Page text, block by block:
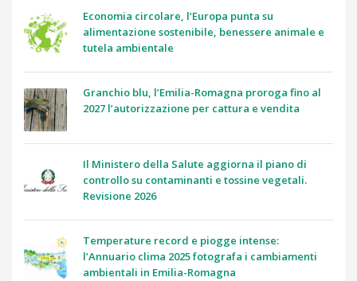
Economia circolare, l’Europa punta su
alimentazione sostenibile, benessere animale e
tutela ambientale
Granchio blu, l’Emilia-Romagna proroga fino al
2027 l’autorizzazione per cattura e vendita
Il Ministero della Salute aggiorna il piano di
controllo su contaminanti e tossine vegetali.
Revisione 2026
Temperature record e piogge intense:
l’Annuario clima 2025 fotografa i cambiamenti
ambientali in Emilia-Romagna